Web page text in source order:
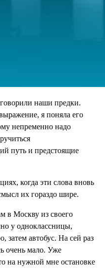
наши предки.
я поняла его
непременно надо
путь и предстоящие
когда эти слова вновь
их гораздо шире.
в Москву из своего
у одноклассницы,
затем автобус. На сей раз
очень мало. Уже
на нужной мне остановке